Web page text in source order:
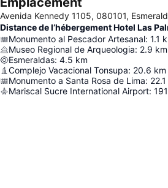
Avenida Kennedy 1105, 080101,
Distance de l’hébergement Hotel Las
Monumento al Pescador Artesanal: 1.1
Museo Regional de Arqueologia: 2.9 km
Esmeraldas: 4.5 km
Complejo Vacacional Tonsupa: 20.6 km
Monumento a Santa Rosa de Lima: 22.1
Mariscal Sucre International Airport: 191